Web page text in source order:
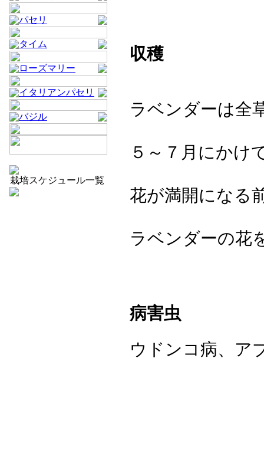
パセリ
タイム
ローズマリー
イタリアンパセリ
バジル
栽培スケジュール一覧
収穫
ラベンダーは全
５～７月にかけ
花が満開になる
ラベンダーの花
病害虫
ウドンコ病、ア